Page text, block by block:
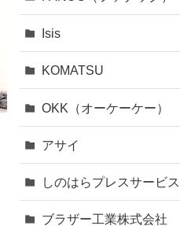
Isis
KOMATSU
OKK（オーケーケー）
アサイ
しのはらプレスサービス
ブラザー工業株式会社